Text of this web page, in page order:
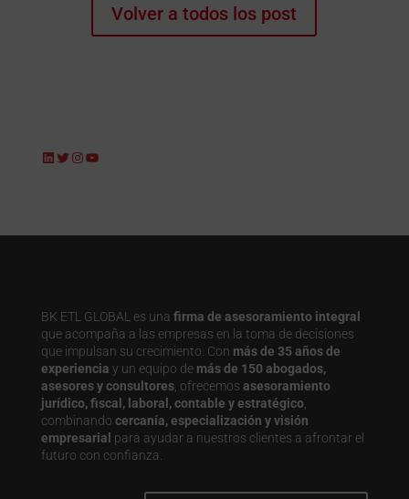
Volver a todos los post
LinkedIn
Twitter
Instagram
YouTube
BK ETL GLOBAL es una firma de asesoramiento integral
que acompaña a las empresas en la toma de decisiones
que impulsan su crecimiento. Con más de 35 años de
experiencia y un equipo de más de 150 abogados,
asesores y consultores, ofrecemos asesoramiento
jurídico, fiscal, laboral, contable y estratégico
combinando cercanía, especialización y visión
empresarial para ayudar a nuestros clientes a afrontar el
futuro con confianza.